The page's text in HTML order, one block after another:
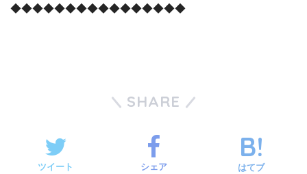
◆◆◆◆◆◆◆◆◆◆◆◆◆◆◆◆
SHARE
ツイート シェア はてブ